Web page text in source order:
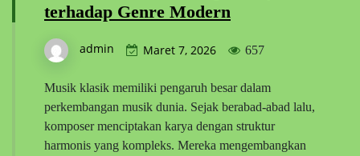
terhadap Genre Modern
admin Maret 7, 2026 657
Musik klasik memiliki pengaruh besar dalam
perkembangan musik dunia. Sejak berabad-abad lalu,
komposer menciptakan karya dengan struktur
harmonis yang kompleks. Mereka mengembangkan